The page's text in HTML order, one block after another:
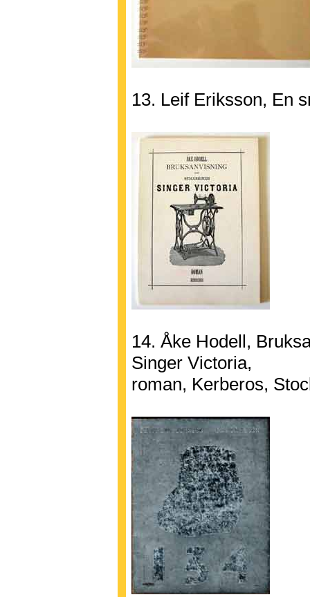
13. Leif Eriksson, En
14. Åke Hodell,
Singer Victoria,
roman, Kerberos,